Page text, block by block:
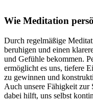
Wie Meditation
Durch regelmäßige
beruhigen und einen
und Gefühle bekommen.
ermöglicht es uns, tiefere
zu gewinnen und
Auch unsere Fähigkeit zur
dabei hilft, uns selbst